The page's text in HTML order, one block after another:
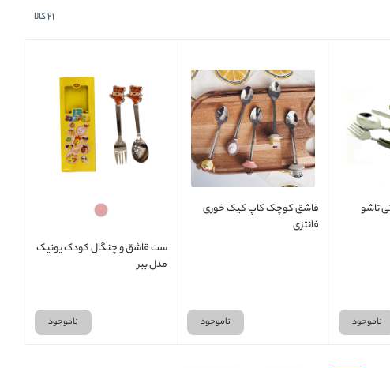
21کالا
تاشو
ناموجود
قاشق کوچک کاپ کیک خوری
فانتزی
ناموجود
ست قاشق و چنگال کودک یونیک
مدل ببر
ناموجود